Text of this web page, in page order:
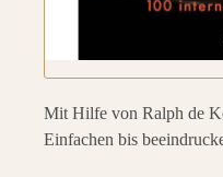
Mit Hilfe von Ralph de
Einfachen bis